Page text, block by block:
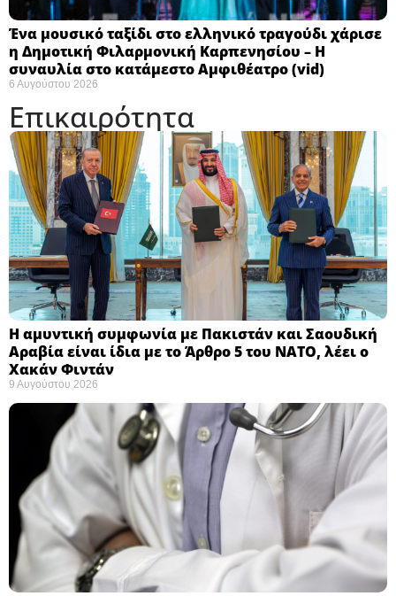
Ένα μουσικό ταξίδι στο ελληνικό τραγούδι χάρισε
η Δημοτική Φιλαρμονική Καρπενησίου – Η
συναυλία στο κατάμεστο Αμφιθέατρο (vid)
6 Αυγούστου 2026
Επικαιρότητα
Η αμυντική συμφωνία με Πακιστάν και Σαουδική
Αραβία είναι ίδια με το Άρθρο 5 του ΝΑΤΟ, λέει ο
Χακάν Φιντάν ​
9 Αυγούστου 2026